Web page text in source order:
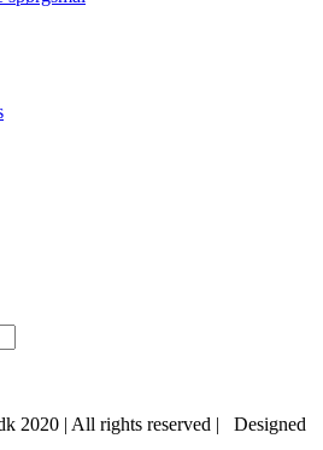
2020 | All rights reserved | Designed